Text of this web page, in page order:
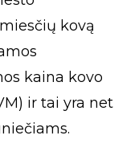
kovą
kaina kovo
ir tai yra net